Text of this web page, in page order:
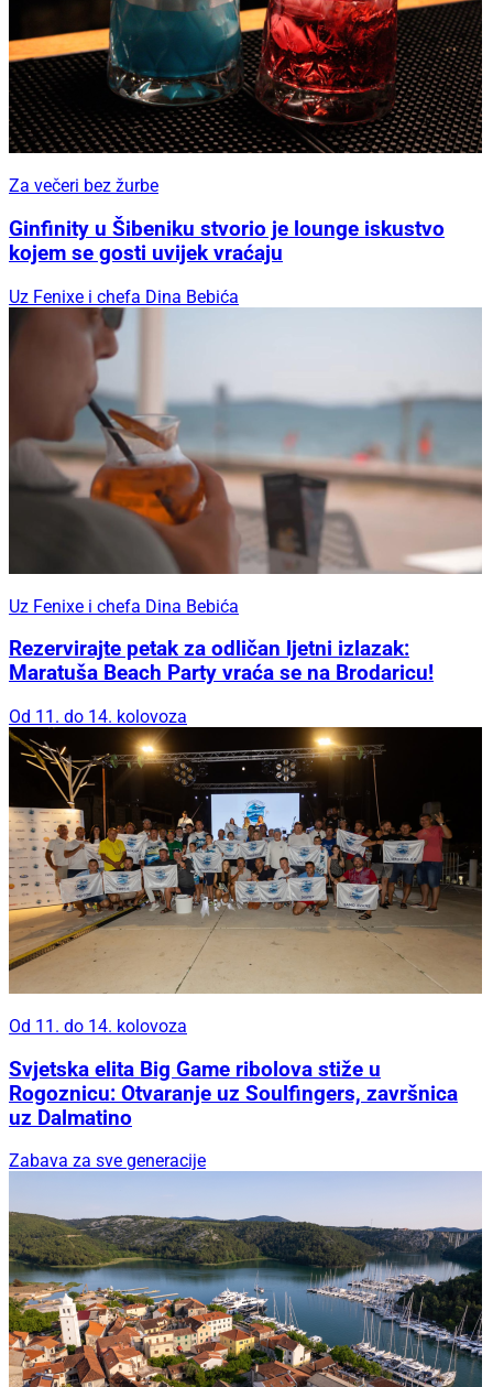
Za večeri bez žurbe
Ginfinity u Šibeniku stvorio je lounge iskustvo
kojem se gosti uvijek vraćaju
Uz Fenixe i chefa Dina Bebića
Uz Fenixe i chefa Dina Bebića
Rezervirajte petak za odličan ljetni izlazak:
Maratuša Beach Party vraća se na Brodaricu!
Od 11. do 14. kolovoza
Od 11. do 14. kolovoza
Svjetska elita Big Game ribolova stiže u
Rogoznicu: Otvaranje uz Soulfingers, završnica
uz Dalmatino
Zabava za sve generacije